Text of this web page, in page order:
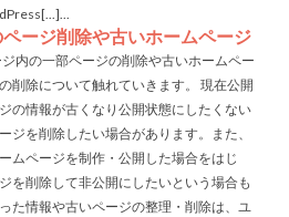
ージ削除や古いホームページ
内の一部ページの削除や古いホームペー
削除について触れていきます。 現在公開
の情報が古くなり公開状態にしたくない
ジを削除したい場合があります。また、
ムページを制作・公開した場合をはじ
を削除して非公開にしたいという場合も
た情報や古いページの整理・削除は、ユ